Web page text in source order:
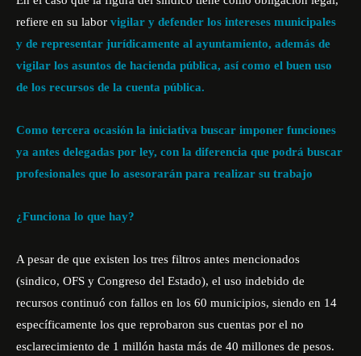
refiere en su labor vigilar y defender los intereses municipales
y de representar jurídicamente al ayuntamiento, además de
vigilar los asuntos de hacienda pública, así como el buen uso
de los recursos de la cuenta pública.
Como tercera ocasión la iniciativa buscar imponer funciones
ya antes delegadas por ley, con la diferencia que podrá buscar
profesionales que lo asesorarán para realizar su trabajo
¿Funciona lo que hay?
A pesar de que existen los tres filtros antes mencionados
(sindico, OFS y Congreso del Estado), el uso indebido de
recursos continuó con fallos en los 60 municipios, siendo en 14
específicamente los que reprobaron sus cuentas por el no
esclarecimiento de 1 millón hasta más de 40 millones de pesos.